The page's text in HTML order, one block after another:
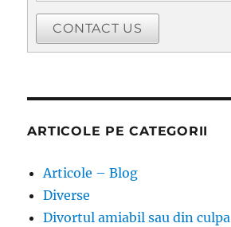
CONTACT US
ARTICOLE PE CATEGORII
Articole – Blog
Diverse
Divortul amiabil sau din culpa